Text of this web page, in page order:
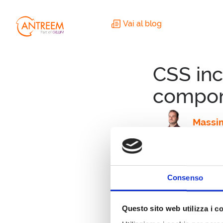
Consenso
Questo sito web utilizza i
MANIFESTO
Vai al blog
CSS